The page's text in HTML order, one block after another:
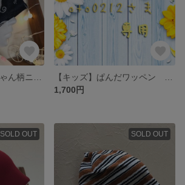
1,700円
SOLD OUT SOLD OUT